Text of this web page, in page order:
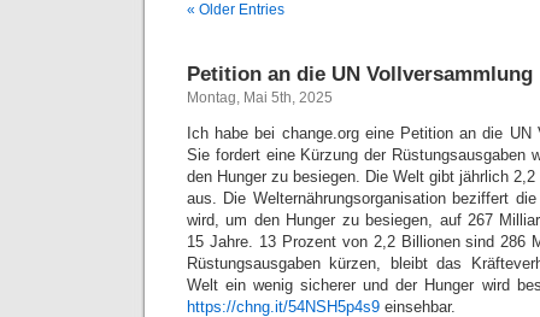
« Older Entries
Petition an die UN Vollversammlung
Montag, Mai 5th, 2025
Ich habe bei change.org eine Petition an die UN
Sie fordert eine Kürzung der Rüstungsausgaben
den Hunger zu besiegen. Die Welt gibt jährlich
aus. Die Welternährungsorganisation beziffert
wird, um den Hunger zu besiegen, auf 267
15 Jahre. 13 Prozent von 2,2 Billionen sind 286
Rüstungsausgaben kürzen, bleibt das
Welt ein wenig sicherer und der Hunger wird
https://chng.it/54NSH5p4s9 einsehbar.